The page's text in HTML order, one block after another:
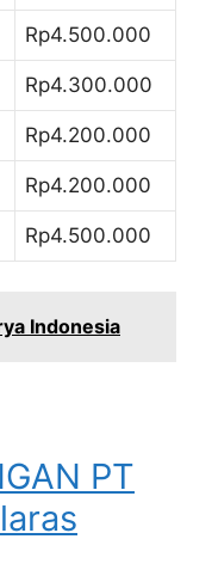
Rp4.500.000
Rp4.300.000
Rp4.200.000
Rp4.200.000
Rp4.500.000
Indonesia
PT